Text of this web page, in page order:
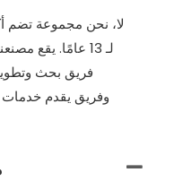
لـ 13 عامًا. يقع
فريق بحث
وفريق يقدم